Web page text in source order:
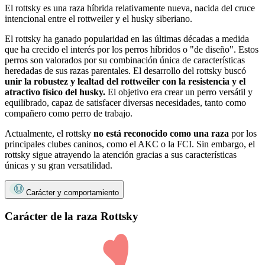
El rottsky es una raza híbrida relativamente nueva, nacida del cruce
intencional entre el rottweiler y el husky siberiano.
El rottsky ha ganado popularidad en las últimas décadas a medida
que ha crecido el interés por los perros híbridos o "de diseño". Estos
perros son valorados por su combinación única de características
heredadas de sus razas parentales. El desarrollo del rottsky buscó
unir la robustez y lealtad del rottweiler con la resistencia y el
atractivo físico del husky. El objetivo era crear un perro versátil y
equilibrado, capaz de satisfacer diversas necesidades, tanto como
compañero como perro de trabajo.
Actualmente, el rottsky no está reconocido como una raza por los
principales clubes caninos, como el AKC o la FCI. Sin embargo, el
rottsky sigue atrayendo la atención gracias a sus características
únicas y su gran versatilidad.
Carácter y comportamiento
Carácter de la raza Rottsky